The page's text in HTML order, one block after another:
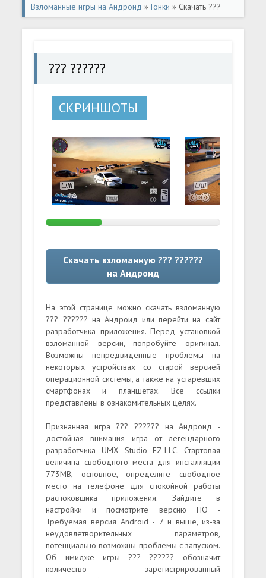
Взломанные игры на Андроид »Гонки » Скачать ???
?????? (Много денег) на Андроид
??? ??????
СКРИНШОТЫ
Скачать взломанную ??? ??????
на Андроид
На этой странице можно скачать взломанную
??? ?????? на Андроид или перейти на сайт
разработчика приложения. Перед установкой
взломанной версии, попробуйте оригинал.
Возможны непредвиденные проблемы на
некоторых устройствах со старой версией
операционной системы, а также на устаревших
смартфонах и планшетах. Все ссылки
представлены в ознакомительных целях.
Признанная игра ??? ?????? на Андроид -
достойная внимания игра от легендарного
разработчика UMX Studio FZ-LLC. Стартовая
величина свободного места для инсталляции
773MB, основное, определите свободное
место на телефоне для спокойной работы
распоковщика приложения. Зайдите в
настройки и посмотрите версию ПО -
Требуемая версия Android - 7 и выше, из-за
неудовлетворительных параметров,
потенциально возможны проблемы с запуском.
Об имидже игры ??? ?????? обозначит
количество зарегистрированный